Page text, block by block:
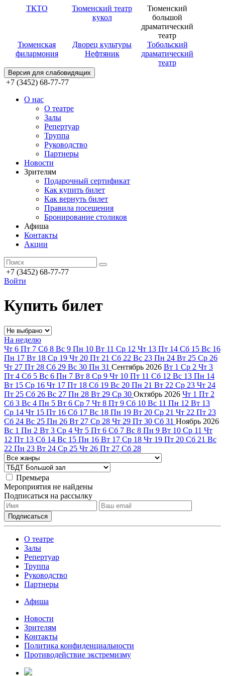
ТКТО
Тюменский театр
кукол
Тюменский
большой
драматический
театр
Тюменская
филармония
Дворец культуры
Нефтяник
Тобольский
драматический
театр
Версия для слабовидящих
+7 (3452) 68-77-77
О нас
О театре
Залы
Репертуар
Труппа
Руководство
Партнеры
Новости
Зрителям
Подарочный сертификат
Как купить билет
Как вернуть билет
Правила посещения
Бронирование столиков
Афиша
Контакты
Акции
+7 (3452) 68-77-77
Войти
Купить билет
На неделю
Чт 6 Пт 7 Сб 8 Вс 9 Пн 10 Вт 11 Ср 12 Чт 13 Пт 14 Сб 15 Вс 16
Пн 17 Вт 18 Ср 19 Чт 20 Пт 21 Сб 22 Вс 23 Пн 24 Вт 25 Ср 26
Чт 27 Пт 28 Сб 29 Вс 30 Пн 31 Сентябрь 2026 Вт 1 Ср 2 Чт 3
Пт 4 Сб 5 Вс 6 Пн 7 Вт 8 Ср 9 Чт 10 Пт 11 Сб 12 Вс 13 Пн 14
Вт 15 Ср 16 Чт 17 Пт 18 Сб 19 Вс 20 Пн 21 Вт 22 Ср 23 Чт 24
Пт 25 Сб 26 Вс 27 Пн 28 Вт 29 Ср 30 Октябрь 2026 Чт 1 Пт 2
Сб 3 Вс 4 Пн 5 Вт 6 Ср 7 Чт 8 Пт 9 Сб 10 Вс 11 Пн 12 Вт 13
Ср 14 Чт 15 Пт 16 Сб 17 Вс 18 Пн 19 Вт 20 Ср 21 Чт 22 Пт 23
Сб 24 Вс 25 Пн 26 Вт 27 Ср 28 Чт 29 Пт 30 Сб 31 Ноябрь 2026
Вс 1 Пн 2 Вт 3 Ср 4 Чт 5 Пт 6 Сб 7 Вс 8 Пн 9 Вт 10 Ср 11 Чт
12 Пт 13 Сб 14 Вс 15 Пн 16 Вт 17 Ср 18 Чт 19 Пт 20 Сб 21 Вс
22 Пн 23 Вт 24 Ср 25 Чт 26 Пт 27 Сб 28
Премьера
Мероприятия не найдены
Подписаться на рассылку
О театре
Залы
Репертуар
Труппа
Руководство
Партнеры
Афиша
Новости
Зрителям
Контакты
Политика конфиденциальности
Противодействие экстремизму